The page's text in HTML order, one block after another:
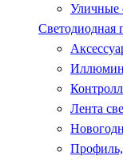
Уличные
Светодиодная
Лента